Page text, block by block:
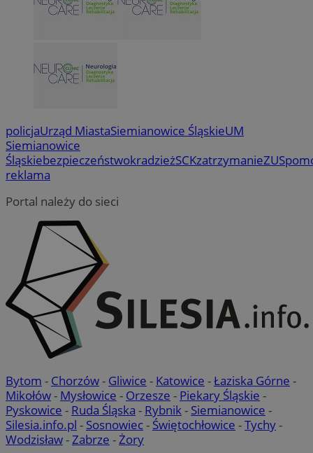
policjaUrząd MiastaSiemianowice ŚląskieUM
Siemianowice
ŚląskiebezpieczeństwokradzieżSCKzatrzymanieZUS
reklama
Portal należy do sieci
Bytom - Chorzów- Gliwice - Katowice -Łaziska Górne -
Mikołów- Mysłowice - Orzesze - Piekary Śląskie -
Pyskowice - Ruda Śląska - Rybnik- Siemianowice -
Silesia.info.pl - Sosnowiec- Świętochłowice -Tychy-
Wodzisław-Zabrze -Żory